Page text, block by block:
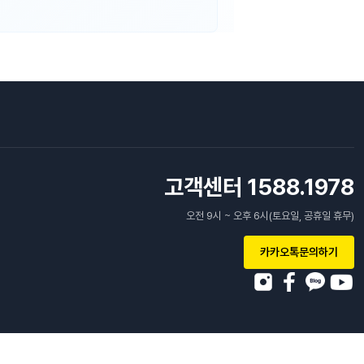
고객센터 1588.1978
오전 9시 ~ 오후 6시(토요일, 공휴일 휴무)
카카오톡문의하기